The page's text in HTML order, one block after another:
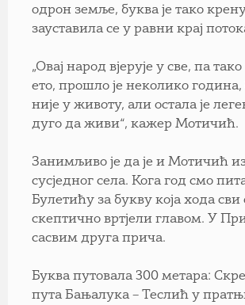
одрон земље, буква је тако
зауставила се у равни крај
„Овај народ вјерује у све, па
ето, прошло је неколико
није у животу, али остала је
дуго да живи“, кажер Мотичић.
Занимљиво је да је и Мотичић
сусједног села. Кога год смо
Булетићу за букву која хода сви
скептично вртјели главом. У
сасвим друга прича.
Буква путовала 300 метара:
пута Бањалука – Теслић у